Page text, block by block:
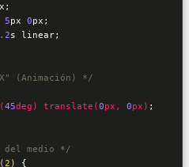
;
5px 0px ;
s linear;
(Animación) */
45deg) translate(0px, 0px) ;
del medio */
{